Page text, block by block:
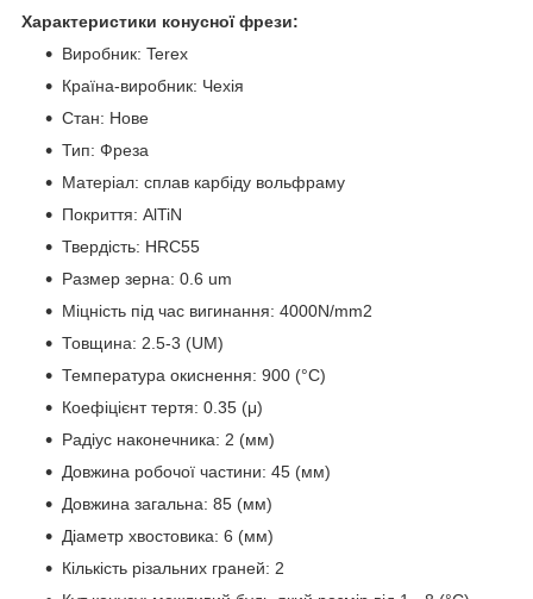
Характеристики конусної фрези:
Виробник: Terex
Країна-виробник: Чехія
Стан: Нове
Тип: Фреза
Матеріал: сплав карбіду вольфраму
Покриття: AlTiN
Твердість: HRC55
Размер зерна: 0.6 um
Міцність під час вигинання: 4000N/mm2
Товщина: 2.5-3 (UM)
Температура окиснення: 900 (°C)
Коефіцієнт тертя: 0.35 (μ)
Радіус наконечника: 2 (мм)
Довжина робочої частини: 45 (мм)
Довжина загальна: 85 (мм)
Діаметр хвостовика: 6 (мм)
Кількість різальних граней: 2